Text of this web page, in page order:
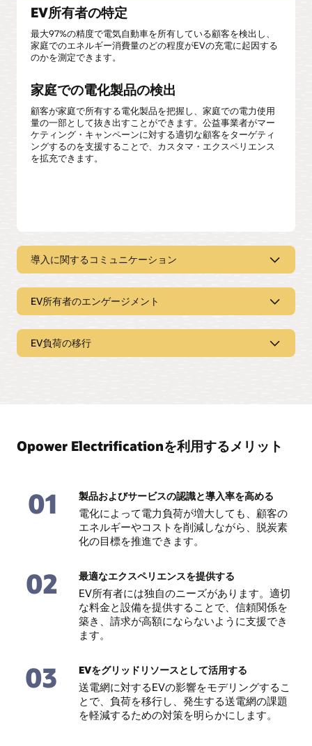
EV所有者の特定
最大97%の精度で電気自動車を所有している顧客を検出し、
家庭でのエネルギー消費量のどの程度がEVの充電に起因する
のかを測定できます。
家庭での電化製品の検出
顧客が家庭で所有する電化製品を把握し、家庭での電力使用
量の一部として抜き出すことができます。公益事業者がマー
ケティング・キャンペーンに対する適切な顧客をターゲティ
ングするのを支援することで、カスタマ・エクスペリエンス
を拡充できます。
導入に関するコミュニケーション
Opowerの行動科学、AI、およびOutbound Communications
を利用することで、電気自動車を検討し、購入するよう顧客
に情報提供し、促すことができます。
脱炭素化を容易に
EV所有者のエンゲージメント
EVの充電にかかっているコストや節減方法を含む、EV所有者
に固有のインサイトを提供することで、EV所有者のエンゲー
EV負荷の移行
帯に充電するよう情報を提供します。
Opower Electrificationを利用するメリット
01 製品およびサービスの認識と導入率を高める
電化によって電力負荷が増大しても、顧客の
エネルギーやコストを削減しながら、脱炭素
化の目標を推進できます。
02 最適なエクスペリエンスを提供する
EV所有者には独自のニーズがあります。適切
な料金と設備を提供することで、信頼関係を
築き、請求が高額にならないように支援でき
ます。
03 EVをグリッドリソースとして活用する
送電網に対するEVの影響をモデリングするこ
とで、負荷を移行し、発生する送電網の課題
を軽減するための対策を明らかにします。